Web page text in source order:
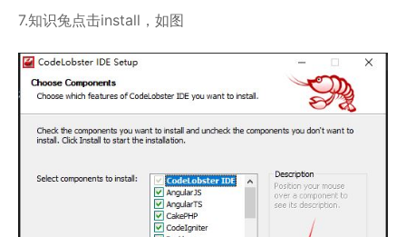
7.知识兔点击install，如图